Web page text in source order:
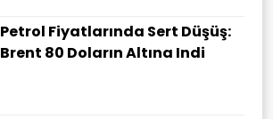
Petrol Fiyatlarında Sert Düşüş:
Brent 80 Doların Altına Indi